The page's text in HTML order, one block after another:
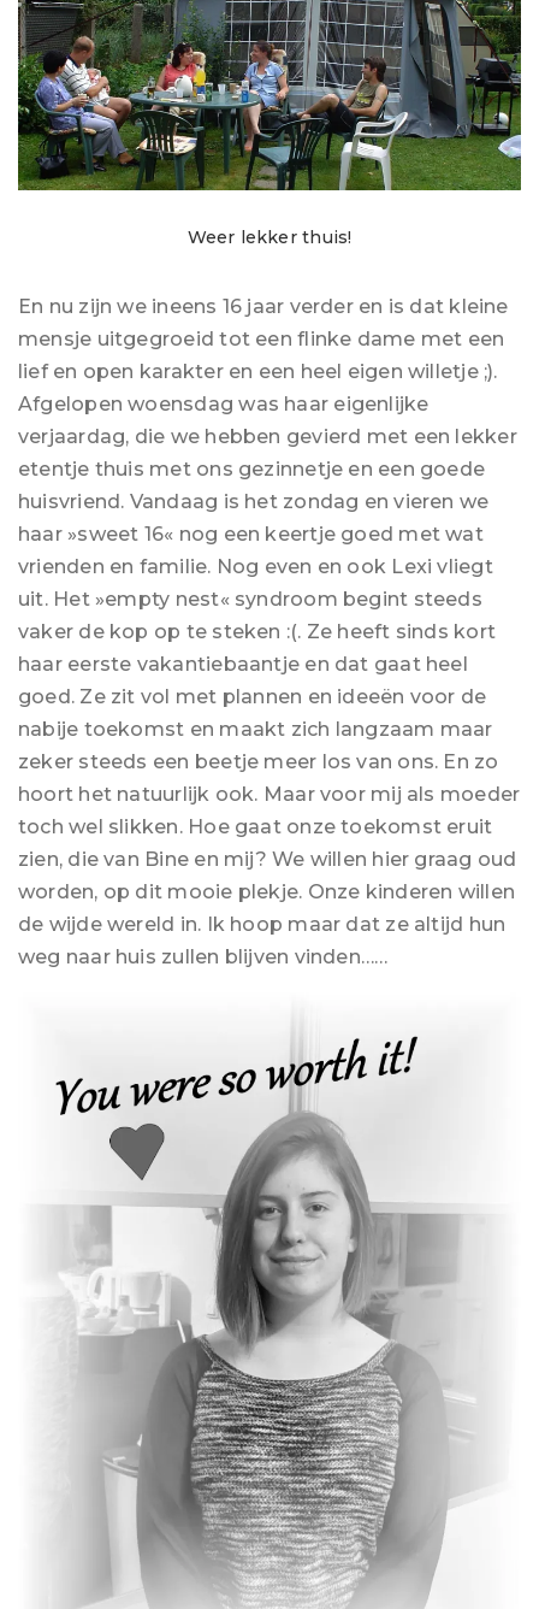
Weer lekker thuis!
En nu zijn we ineens 16 jaar verder en is dat kleine
mensje uitgegroeid tot een flinke dame met een
lief en open karakter en een heel eigen willetje ;).
Afgelopen woensdag was haar eigenlijke
verjaardag, die we hebben gevierd met een lekker
etentje thuis met ons gezinnetje en een goede
huisvriend. Vandaag is het zondag en vieren we
haar »sweet 16« nog een keertje goed met wat
vrienden en familie. Nog even en ook Lexi vliegt
uit. Het »empty nest« syndroom begint steeds
vaker de kop op te steken :(. Ze heeft sinds kort
haar eerste vakantiebaantje en dat gaat heel
goed. Ze zit vol met plannen en ideeën voor de
nabije toekomst en maakt zich langzaam maar
zeker steeds een beetje meer los van ons. En zo
hoort het natuurlijk ook. Maar voor mij als moeder
toch wel slikken. Hoe gaat onze toekomst eruit
zien, die van Bine en mij? We willen hier graag oud
worden, op dit mooie plekje. Onze kinderen willen
de wijde wereld in. Ik hoop maar dat ze altijd hun
weg naar huis zullen blijven vinden……